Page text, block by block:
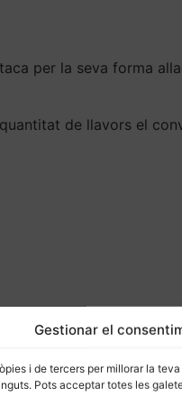
Gestionar el
i de tercers per millorar la
Pots acceptar totes les
per la seva forma
de llavors el